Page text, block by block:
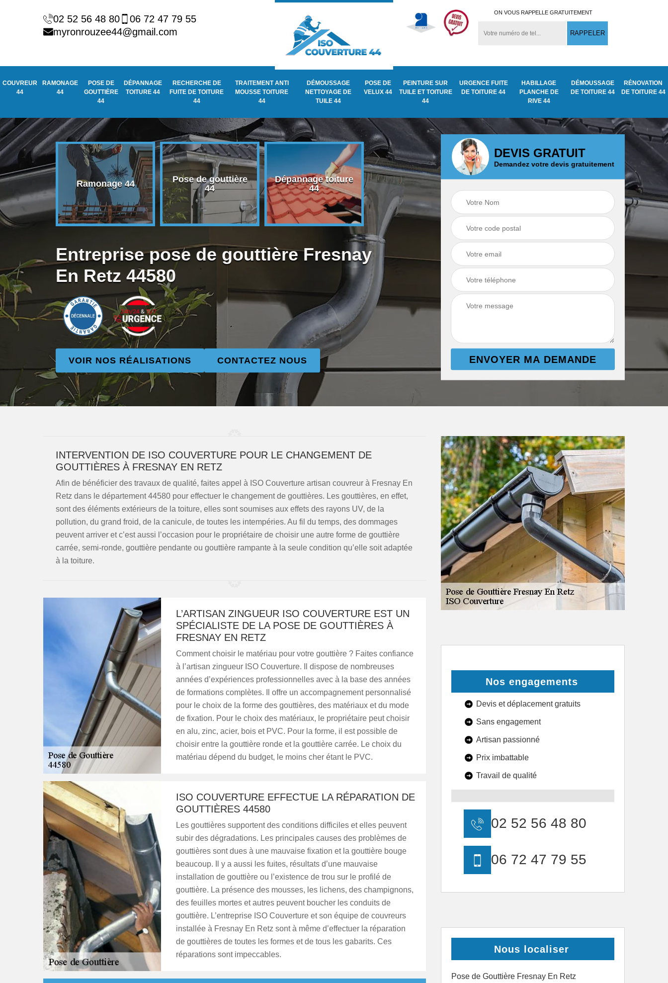
02 52 56 48 80
06 72 47 79 55
myronrouzee44@gmail.com
ON VOUS RAPPELLE GRATUITEMENT
COUVREUR
44
RAMONAGE
44
POSE DE
GOUTTIÈRE
44
DÉPANNAGE
TOITURE 44
RECHERCHE DE
FUITE DE TOITURE
44
TRAITEMENT ANTI
MOUSSE TOITURE
44
DÉMOUSSAGE
NETTOYAGE DE
TUILE 44
POSE DE
VELUX 44
PEINTURE SUR
TUILE ET TOITURE
44
URGENCE FUITE
DE TOITURE 44
HABILLAGE
PLANCHE DE
RIVE 44
DÉMOUSSAGE
DE TOITURE 44
RÉNOVATION
DE TOITURE 44
44 Ramonage 44
Pose de gouttière
44
Dépannage toiture
44
Recherche de fuite
de toiture 44
Traitement anti
Démoussage
nettoyage de tuile
44
Entreprise pose de gouttière Fresnay
En Retz 44580
VOIR NOS RÉALISATIONS CONTACTEZ NOUS
DEVIS GRATUIT
Demandez votre devis gratuitement
INTERVENTION DE ISO COUVERTURE POUR LE CHANGEMENT DE
GOUTTIÈRES À FRESNAY EN RETZ
Afin de bénéficier des travaux de qualité, faites appel à ISO Couverture artisan couvreur à Fresnay En
Retz dans le département 44580 pour effectuer le changement de gouttières. Les gouttières, en effet,
sont des éléments extérieurs de la toiture, elles sont soumises aux effets des rayons UV, de la
pollution, du grand froid, de la canicule, de toutes les intempéries. Au fil du temps, des dommages
peuvent arriver et c’est aussi l’occasion pour le propriétaire de choisir une autre forme de gouttière
carrée, semi-ronde, gouttière pendante ou gouttière rampante à la seule condition qu’elle soit adaptée
à la toiture.
L’ARTISAN ZINGUEUR ISO COUVERTURE EST UN
SPÉCIALISTE DE LA POSE DE GOUTTIÈRES À
FRESNAY EN RETZ
Comment choisir le matériau pour votre gouttière ? Faites confiance
à l’artisan zingueur ISO Couverture. Il dispose de nombreuses
années d’expériences professionnelles avec à la base des années
de formations complètes. Il offre un accompagnement personnalisé
pour le choix de la forme des gouttières, des matériaux et du mode
de fixation. Pour le choix des matériaux, le propriétaire peut choisir
en alu, zinc, acier, bois et PVC. Pour la forme, il est possible de
choisir entre la gouttière ronde et la gouttière carrée. Le choix du
matériau dépend du budget, le moins cher étant le PVC.
ISO COUVERTURE EFFECTUE LA RÉPARATION DE
GOUTTIÈRES 44580
Les gouttières supportent des conditions difficiles et elles peuvent
subir des dégradations. Les principales causes des problèmes de
gouttières sont dues à une mauvaise fixation et la gouttière bouge
beaucoup. Il y a aussi les fuites, résultats d’une mauvaise
installation de gouttière ou l’existence de trou sur le profilé de
gouttière. La présence des mousses, les lichens, des champignons,
des feuilles mortes et autres peuvent boucher les conduits de
gouttière. L’entreprise ISO Couverture et son équipe de couvreurs
installée à Fresnay En Retz sont à même d’effectuer la réparation
de gouttières de toutes les formes et de tous les gabarits. Ces
réparations sont impeccables.
Nos engagements
Devis et déplacement gratuits
Sans engagement
Artisan passionné
Prix imbattable
Travail de qualité
02 52 56 48 80
06 72 47 79 55
Nous localiser
Pose de Gouttière Fresnay En Retz